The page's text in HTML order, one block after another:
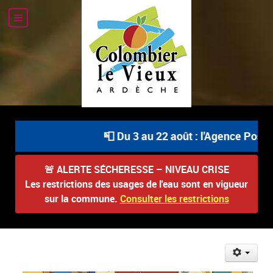
📮 Du 3 au 22 août : l'Agence
🚨 ALERTE SÉCHERESSE – NIVEAU CRISE
Les restrictions des usages de l'eau sont en vigueur
sur la commune. Consulter les restrictions